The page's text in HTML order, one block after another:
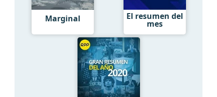
Marginal El resumen del
mes